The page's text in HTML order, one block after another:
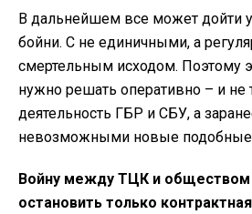
В дальнейшем все может дойти
бойни. С не единичными, а
смертельным исходом. Поэтому
нужно решать оперативно – и не
деятельность ГБР и СБУ, а
невозможными новые
Войну между ТЦК и
остановить только